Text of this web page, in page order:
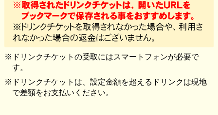
ドリンクチケットの受取にはスマートフォンが必要で
す。
ドリンクチケットは、設定金額を超えるドリンクは現地
で差額をお支払いください。